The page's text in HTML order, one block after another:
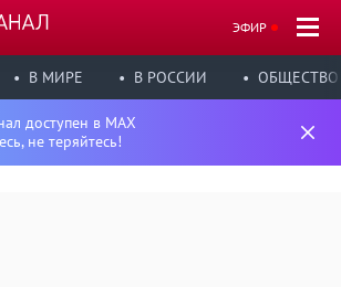
ЭФИР
В МИРЕ В РОССИИ ОБЩЕСТВО
доступен в MAX
не теряйтесь!